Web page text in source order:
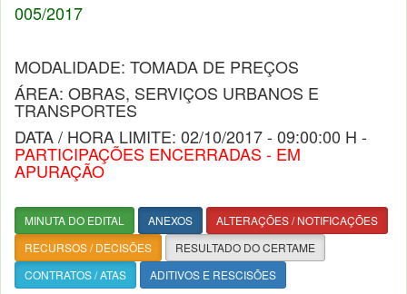
005/2017
MODALIDADE: TOMADA DE PREÇOS
ÁREA: OBRAS, SERVIÇOS URBANOS E
TRANSPORTES
DATA / HORA LIMITE: 02/10/2017 - 09:00:00 H -
PARTICIPAÇÕES ENCERRADAS - EM
APURAÇÃO
MINUTA DO EDITAL ANEXOS
ALTERAÇÕES / NOTIFICAÇÕES
RECURSOS / DECISÕES
RESULTADO DO CERTAME
CONTRATOS / ATAS
ADITIVOS E RESCISÕES